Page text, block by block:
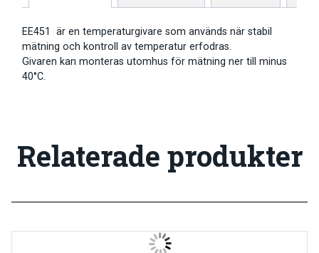
EE451 är en temperaturgivare som används när stabil
mätning och kontroll av temperatur erfodras.
Givaren kan monteras utomhus för mätning ner till minus
40°C.
Relaterade produkter